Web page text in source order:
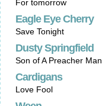
For tomorrow
Eagle Eye Cherry
Save Tonight
Dusty Springfield
Son of A Preacher Man
Cardigans
Love Fool